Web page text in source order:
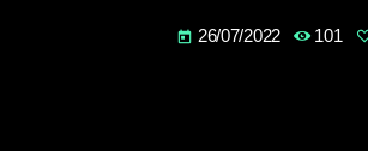
today 26/07/2022 101